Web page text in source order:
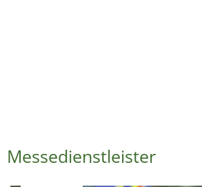
Messedienstleister